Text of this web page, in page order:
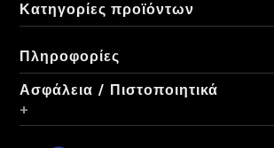
Κατηγορίες προϊόντων
Πληροφορίες
Ασφάλεια / Πιστοποιητικά
+